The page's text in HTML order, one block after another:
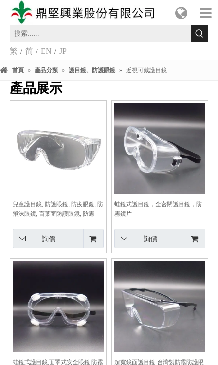
繁 / 简 / EN / JP
首頁 » 產品分類 » 護目鏡、防護眼鏡 » 近視可戴護目鏡
產品展示
兒童護目鏡, 防護眼鏡, 防疫眼鏡, 防
飛沫眼鏡, 百葉窗防護眼鏡, 防霧
詢價
蛙鏡式護目鏡，全密閉護目鏡，防
霧鏡片
詢價
蛙鏡式護目鏡,面罩式安全眼鏡,防霧
超寬鏡面護目鏡-台灣製防霧防護眼